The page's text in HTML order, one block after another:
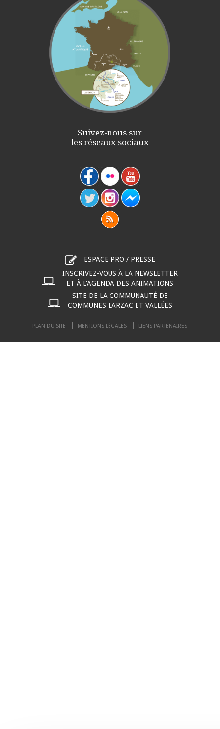
Suivez-nous sur
les réseaux sociaux
!
ESPACE PRO / PRESSE
INSCRIVEZ-VOUS À LA NEWSLETTER
ET À L'AGENDA DES ANIMATIONS
SITE DE LA COMMUNAUTÉ DE
COMMUNES LARZAC ET VALLÉES
PLAN DU SITE MENTIONS LÉGALES LIENS PARTENAIRES